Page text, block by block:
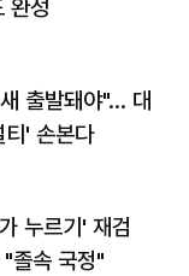
완성
출발돼야"… 대
티' 손본다
누르기' 재검
속 국정"